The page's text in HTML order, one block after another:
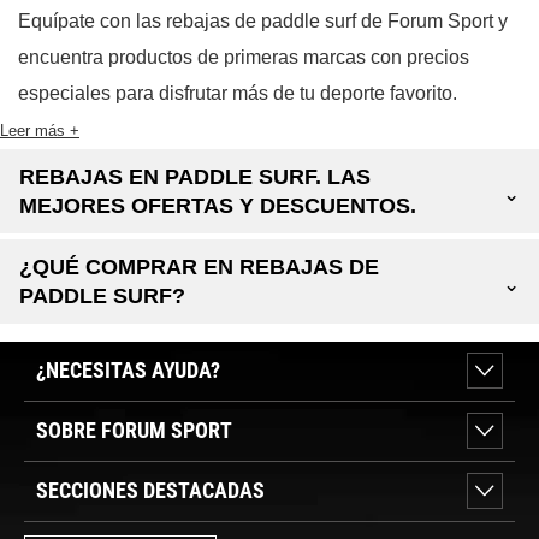
Equípate con las rebajas de paddle surf de Forum Sport y
encuentra productos de primeras marcas con precios
especiales para disfrutar más de tu deporte favorito.
Leer más +
REBAJAS EN PADDLE SURF. LAS
MEJORES OFERTAS Y DESCUENTOS.
⌄
¿QUÉ COMPRAR EN REBAJAS DE
PADDLE SURF?
⌄
¿NECESITAS AYUDA?
SOBRE FORUM SPORT
SECCIONES DESTACADAS